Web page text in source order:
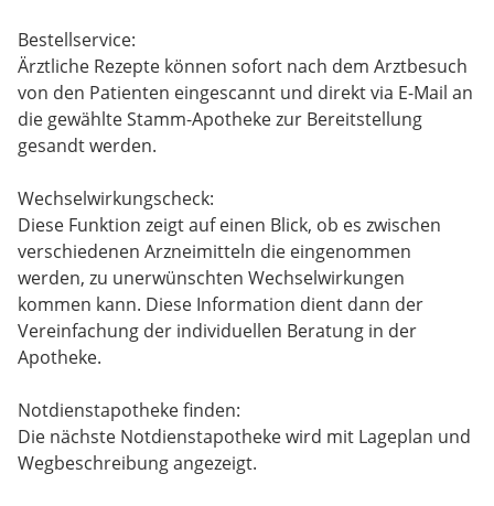
Bestellservice:
Ärztliche Rezepte können sofort nach dem Arztbesuch
von den Patienten eingescannt und direkt via E-Mail an
die gewählte Stamm-Apotheke zur Bereitstellung
gesandt werden.
Wechselwirkungscheck:
Diese Funktion zeigt auf einen Blick, ob es zwischen
verschiedenen Arzneimitteln die eingenommen
werden, zu unerwünschten Wechselwirkungen
kommen kann. Diese Information dient dann der
Vereinfachung der individuellen Beratung in der
Apotheke.
Notdienstapotheke finden:
Die nächste Notdienstapotheke wird mit Lageplan und
Wegbeschreibung angezeigt.